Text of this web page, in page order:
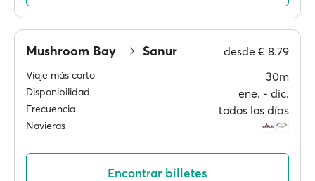
Mushroom Bay Sanur desde € 8.79
Viaje más corto 30m
Disponibilidad ene. ‐ dic.
Frecuencia todos los días
Navieras
Encontrar billetes